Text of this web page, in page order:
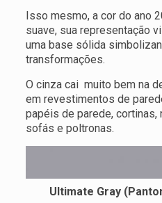
Isso mesmo, a cor do ano
suave, sua representação
uma base sólida
transformações.
O cinza cai muito bem na
em revestimentos de
papéis de parede, cortinas,
sofás e poltronas.
Ultimate Gray